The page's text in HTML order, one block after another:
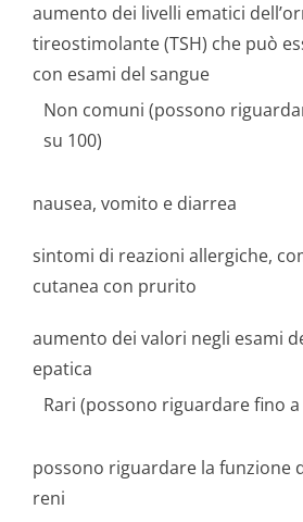
aumento dei livelli ematici
tireostimolante (TSH) che può
con esami del sangue
Non comuni (possono
su 100)
nausea, vomito e diarrea
sintomi di reazioni allergiche,
cutanea con prurito
aumento dei valori negli esami
epatica
Rari (possono riguardare fino
possono riguardare la funzione
reni